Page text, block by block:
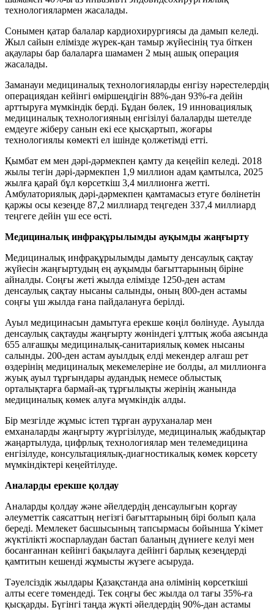
технологиялармен жасалады.
Сонымен қатар балалар кардиохирургиясы да дамып келеді.
Жыл сайын елімізде жүрек-қан тамыр жүйесінің туа біткен
ақаулары бар балаларға шамамен 2 мың ашық операция
жасалады.
Заманауи медициналық технологияларды енгізу нәрестелердің
операциядан кейінгі өміршеңдігін 88%-дан 93%-ға дейін
арттыруға мүмкіндік берді. Бұдан бөлек, 19 инновациялық
медициналық технологияның енгізілуі балаларды шетелде
емдеуге жіберу санын екі есе қысқартып, жоғары
технологиялы көмекті ел ішінде қолжетімді етті.
Қымбат ем мен дәрі-дәрмекпен қамту да кеңейіп келеді. 2018
жылы тегін дәрі-дәрмекпен 1,9 миллион адам қамтылса, 2025
жылға қарай бұл көрсеткіш 3,4 миллионға жетті.
Амбулаториялық дәрі-дәрмекпен қамтамасыз етуге бөлінетін
қаржы осы кезеңде 87,2 миллиард теңгеден 337,4 миллиард
теңгеге дейін үш есе өсті.
Медициналық инфрақұрылымды ауқымды жаңғырту
Медициналық инфрақұрылымды дамыту денсаулық сақтау
жүйесін жаңғыртудың ең ауқымды бағыттарының біріне
айналды. Соңғы жеті жылда елімізде 1250-ден астам
денсаулық сақтау нысаны салынды, оның 800-ден астамы
соңғы үш жылда ғана пайдалануға берілді.
Ауыл медицинасын дамытуға ерекше көңіл бөлінуде. Ауылда
денсаулық сақтауды жаңғырту жөніндегі ұлттық жоба аясында
655 алғашқы медициналық-санитариялық көмек нысаны
салынды. 200-ден астам ауылдық елді мекендер алғаш рет
өздерінің медициналық мекемелеріне ие болды, ал миллионға
жуық ауыл тұрғындары аудандық немесе облыстық
орталықтарға бармай-ақ тұрғылықты жерінің жанында
медициналық көмек алуға мүмкіндік алды.
Бір мезгілде жұмыс істеп тұрған ауруханалар мен
емханаларды жаңғырту жүргізілуде, медициналық жабдықтар
жаңартылуда, цифрлық технологиялар мен телемедицина
енгізілуде, консультациялық-диагностикалық көмек көрсету
мүмкіндіктері кеңейтілуде.
Аналарды ерекше қолдау
Аналарды қолдау және әйелдердің денсаулығын қорғау
әлеуметтік саясаттың негізгі бағыттарының бірі болып қала
береді. Мемлекет басшысының тапсырмасы бойынша Үкімет
жүктілікті жоспарлаудан бастап баланың дүниеге келуі мен
босанғаннан кейінгі бақылауға дейінгі барлық кезеңдерді
қамтитын кешенді жұмысты жүзеге асыруда.
Тәуелсіздік жылдары Қазақстанда ана өлімінің көрсеткіші
алты есеге төмендеді. Тек соңғы бес жылда ол тағы 35%-ға
қысқарды. Бүгінгі таңда жүкті әйелдердің 90%-дан астамы